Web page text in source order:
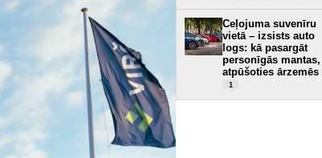
Ceļojuma suvenīru
vietā – izsists auto
logs: kā pasargāt
personīgās mantas,
atpūšoties ārzemēs
1